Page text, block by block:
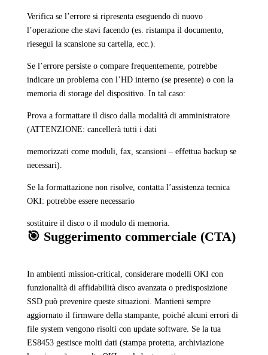
Verifica se l’errore si ripresenta eseguendo di nuovo
l’operazione che stavi facendo (es. ristampa il documento,
riesegui la scansione su cartella, ecc.).
Se l’errore persiste o compare frequentemente, potrebbe
indicare un problema con l’HD interno (se presente) o con la
memoria di storage del dispositivo. In tal caso:
Prova a formattare il disco dalla modalità di amministratore
(ATTENZIONE: cancellerà tutti i dati
memorizzati come moduli, fax, scansioni – effettua backup se
necessari).
Se la formattazione non risolve, contatta l’assistenza tecnica
OKI: potrebbe essere necessario
sostituire il disco o il modulo di memoria.
🎯 Suggerimento commerciale (CTA)
In ambienti mission-critical, considerare modelli OKI con
funzionalità di affidabilità disco avanzata o predisposizione
SSD può prevenire queste situazioni. Mantieni sempre
aggiornato il firmware della stampante, poiché alcuni errori di
file system vengono risolti con update software. Se la tua
ES8453 gestisce molti dati (stampa protetta, archiviazione